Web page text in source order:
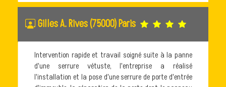
Gilles A. Rives (75000) Paris
Intervention rapide et travail soigné suite à la panne
d'une serrure vétuste, l'entreprise a réalisé
l'installation et la pose d'une serrure de porte d'entrée